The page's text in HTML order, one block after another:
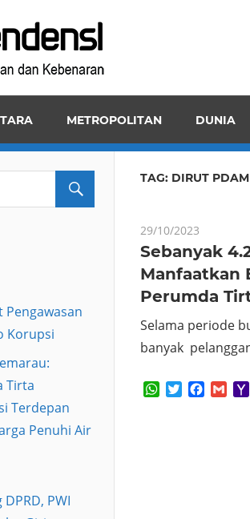
dan
METROPOLITAN DUNIA
TAG: DIRUT
29/10/2023
Sebanyak
Manfaatkan
Perumda
Selama periode
banyak
WhatsApp
Twitter
Pengawasan
Korupsi
Tirta
Terdepan
Penuhi Air
PWI